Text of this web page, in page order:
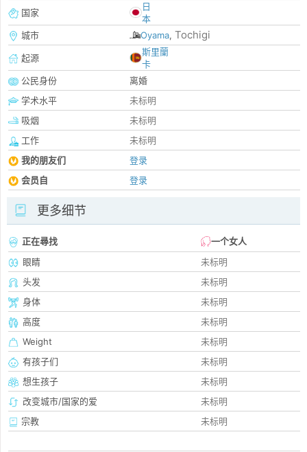
国家
日
本
城市
Oyama, Tochigi
起源
斯里蘭
卡
公民身份
离婚
学术水平
未标明
吸烟
未标明
工作
未标明
我的朋友们
登录
会员自
登录
更多细节
正在尋找
一个女人
眼睛
未标明
头发
未标明
身体
未标明
高度
未标明
Weight
未标明
有孩子们
未标明
想生孩子
未标明
改变城市/国家的爱
未标明
宗教
未标明